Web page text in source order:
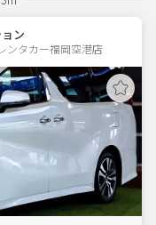
ン
ンタカー福岡空港店